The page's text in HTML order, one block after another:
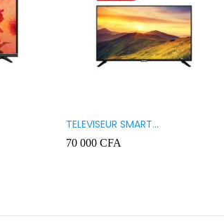
TELEVISEUR SMART
TECHNOLOGY 32 LED STT3200K
70 000 CFA